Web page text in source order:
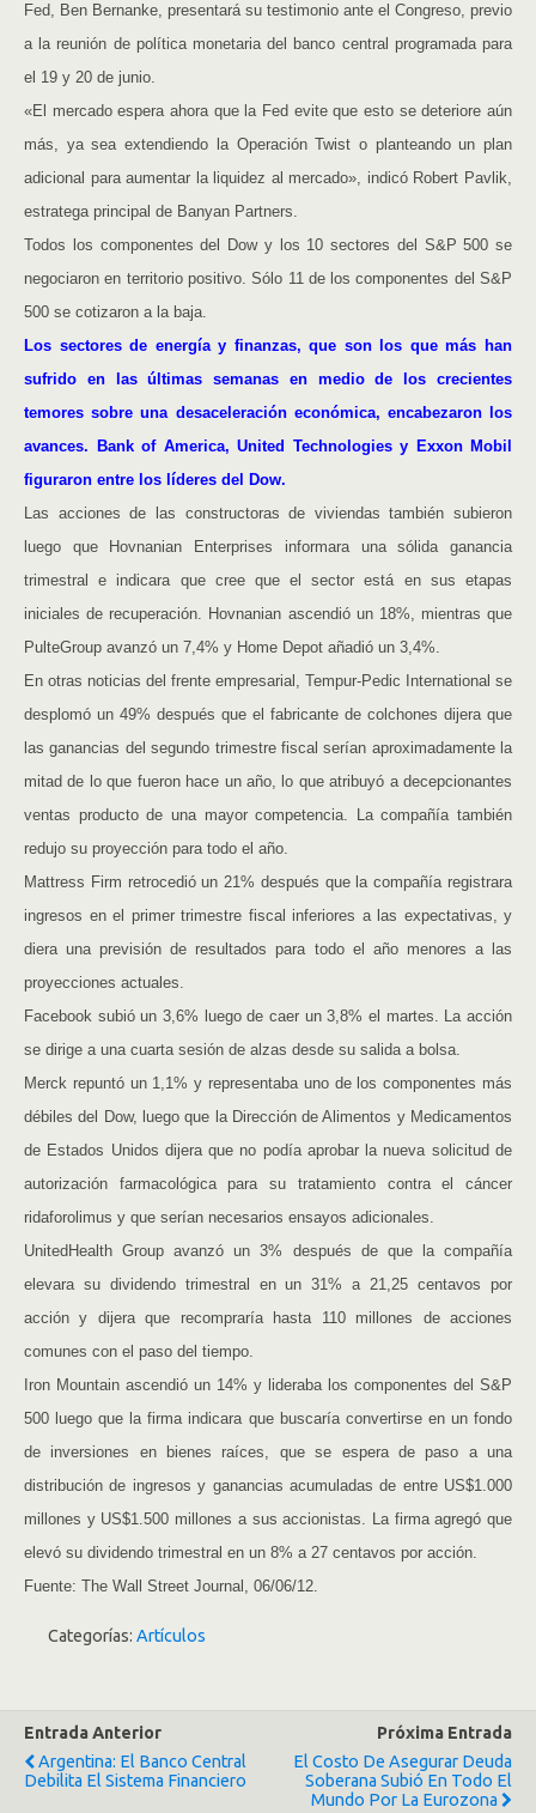
Fed, Ben Bernanke, presentará su testimonio ante el Congreso, previo
a la reunión de política monetaria del banco central programada para
el 19 y 20 de junio.
«El mercado espera ahora que la Fed evite que esto se deteriore aún
más, ya sea extendiendo la Operación Twist o planteando un plan
adicional para aumentar la liquidez al mercado», indicó Robert Pavlik,
estratega principal de Banyan Partners.
Todos los componentes del Dow y los 10 sectores del S&P 500 se
negociaron en territorio positivo. Sólo 11 de los componentes del S&P
500 se cotizaron a la baja.
Los sectores de energía y finanzas, que son los que más han
sufrido en las últimas semanas en medio de los crecientes
temores sobre una desaceleración económica, encabezaron los
avances. Bank of America, United Technologies y Exxon Mobil
figuraron entre los líderes del Dow.
Las acciones de las constructoras de viviendas también subieron
luego que Hovnanian Enterprises informara una sólida ganancia
trimestral e indicara que cree que el sector está en sus etapas
iniciales de recuperación. Hovnanian ascendió un 18%, mientras que
PulteGroup avanzó un 7,4% y Home Depot añadió un 3,4%.
En otras noticias del frente empresarial, Tempur-Pedic International se
desplomó un 49% después que el fabricante de colchones dijera que
las ganancias del segundo trimestre fiscal serían aproximadamente la
mitad de lo que fueron hace un año, lo que atribuyó a decepcionantes
ventas producto de una mayor competencia. La compañía también
redujo su proyección para todo el año.
Mattress Firm retrocedió un 21% después que la compañía registrara
ingresos en el primer trimestre fiscal inferiores a las expectativas, y
diera una previsión de resultados para todo el año menores a las
proyecciones actuales.
Facebook subió un 3,6% luego de caer un 3,8% el martes. La acción
se dirige a una cuarta sesión de alzas desde su salida a bolsa.
Merck repuntó un 1,1% y representaba uno de los componentes más
débiles del Dow, luego que la Dirección de Alimentos y Medicamentos
de Estados Unidos dijera que no podía aprobar la nueva solicitud de
autorización farmacológica para su tratamiento contra el cáncer
ridaforolimus y que serían necesarios ensayos adicionales.
UnitedHealth Group avanzó un 3% después de que la compañía
elevara su dividendo trimestral en un 31% a 21,25 centavos por
acción y dijera que recompraría hasta 110 millones de acciones
comunes con el paso del tiempo.
Iron Mountain ascendió un 14% y lideraba los componentes del S&P
500 luego que la firma indicara que buscaría convertirse en un fondo
de inversiones en bienes raíces, que se espera de paso a una
distribución de ingresos y ganancias acumuladas de entre US$1.000
millones y US$1.500 millones a sus accionistas. La firma agregó que
elevó su dividendo trimestral en un 8% a 27 centavos por acción.
Fuente: The Wall Street Journal, 06/06/12.
Categorías: Artículos
Entrada Anterior
Argentina: El Banco Central
Debilita El Sistema Financiero
Próxima Entrada
El Costo De Asegurar Deuda
Soberana Subió En Todo El
Mundo Por La Eurozona